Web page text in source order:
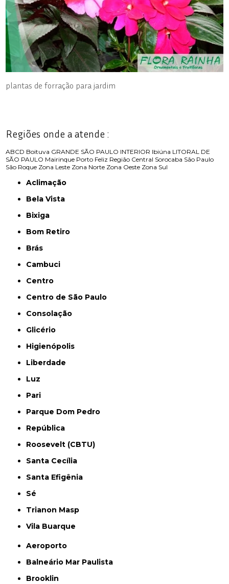
plantas de forração para jardim
Regiões onde a atende :
ABCD Boituva GRANDE SÃO PAULO INTERIOR Ibiúna LITORAL DE
SÃO PAULO Mairinque Porto Feliz Região Central Sorocaba São Paulo
São Roque Zona Leste Zona Norte Zona Oeste Zona Sul
Aclimação
Bela Vista
Bixiga
Bom Retiro
Brás
Cambuci
Centro
Centro de São Paulo
Consolação
Glicério
Higienópolis
Liberdade
Luz
Pari
Parque Dom Pedro
República
Roosevelt (CBTU)
Santa Cecília
Santa Efigênia
Sé
Trianon Masp
Vila Buarque
Aeroporto
Balneário Mar Paulista
Brooklin